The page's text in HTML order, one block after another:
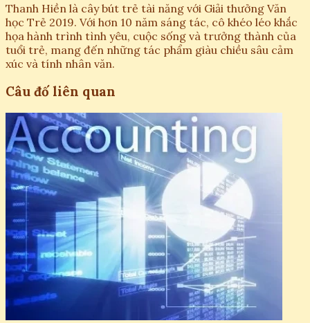
Thanh Hiền là cây bút trẻ tài năng với Giải thưởng Văn
học Trẻ 2019. Với hơn 10 năm sáng tác, cô khéo léo khắc
họa hành trình tình yêu, cuộc sống và trưởng thành của
tuổi trẻ, mang đến những tác phẩm giàu chiều sâu cảm
xúc và tính nhân văn.
Câu đố liên quan